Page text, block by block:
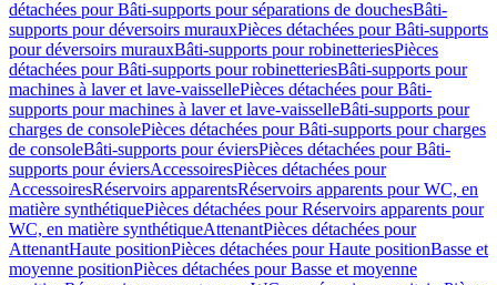
détachées pour Bâti-supports pour séparations de douchesBâti-
supports pour déversoirs murauxPièces détachées pour Bâti-supports
pour déversoirs murauxBâti-supports pour robinetteriesPièces
détachées pour Bâti-supports pour robinetteriesBâti-supports pour
machines à laver et lave-vaissellePièces détachées pour Bâti-
supports pour machines à laver et lave-vaisselleBâti-supports pour
charges de consolePièces détachées pour Bâti-supports pour charges
de consoleBâti-supports pour éviersPièces détachées pour Bâti-
supports pour éviersAccessoiresPièces détachées pour
AccessoiresRéservoirs apparentsRéservoirs apparents pour WC, en
matière synthétiquePièces détachées pour Réservoirs apparents pour
WC, en matière synthétiqueAttenantPièces détachées pour
AttenantHaute positionPièces détachées pour Haute positionBasse et
moyenne positionPièces détachées pour Basse et moyenne